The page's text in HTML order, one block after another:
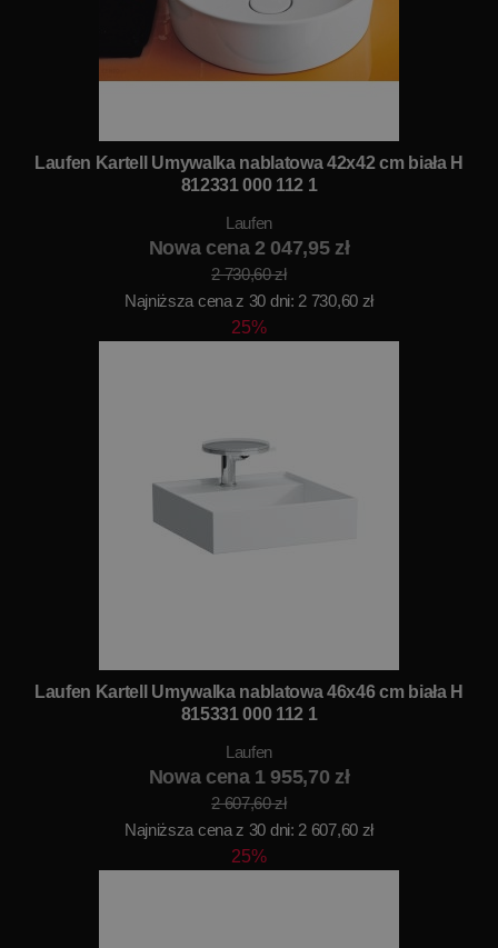
Laufen Kartell Umywalka nablatowa 42x42 cm biała H
812331 000 112 1
Laufen
Nowa cena 2 047,95 zł
2 730,60 zł
Najniższa cena z 30 dni: 2 730,60 zł
25%
Laufen Kartell Umywalka nablatowa 46x46 cm biała H
815331 000 112 1
Laufen
Nowa cena 1 955,70 zł
2 607,60 zł
Najniższa cena z 30 dni: 2 607,60 zł
25%